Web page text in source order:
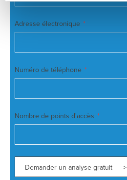
Adresse électronique
Numéro de téléphone
Nombre de points d'accès
Demander un analyse gratuit >